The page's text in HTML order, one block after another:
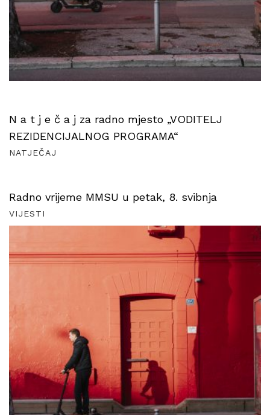
N a t j e č a j za radno mjesto „VODITELJ
REZIDENCIJALNOG PROGRAMA“
NATJEČAJ
Radno vrijeme MMSU u petak, 8. svibnja
VIJESTI